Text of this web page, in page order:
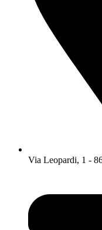
Via Leopardi, 1 -